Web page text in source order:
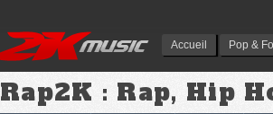
Accueil Pop &
Rap2K : Rap, Hip